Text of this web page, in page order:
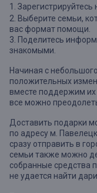
1. Зарегистрируйтесь
2. Выберите семьи,
вас формат помощи.
3. Поделитесь
знакомыми.
Начиная с
положительных
вместе поддержим
все можно
Доставить подарки
по адресу м.
сразу отправить в
семьи также можно
собранные средства
не удается найти